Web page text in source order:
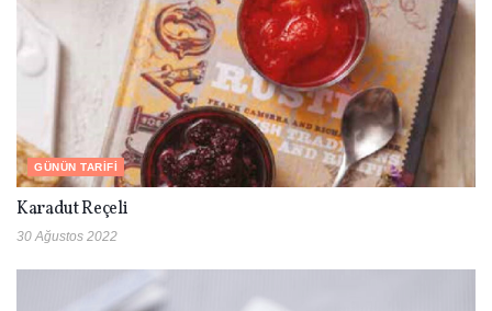
GÜNÜN TARIFI
Karadut Reçeli
30 Ağustos 2022